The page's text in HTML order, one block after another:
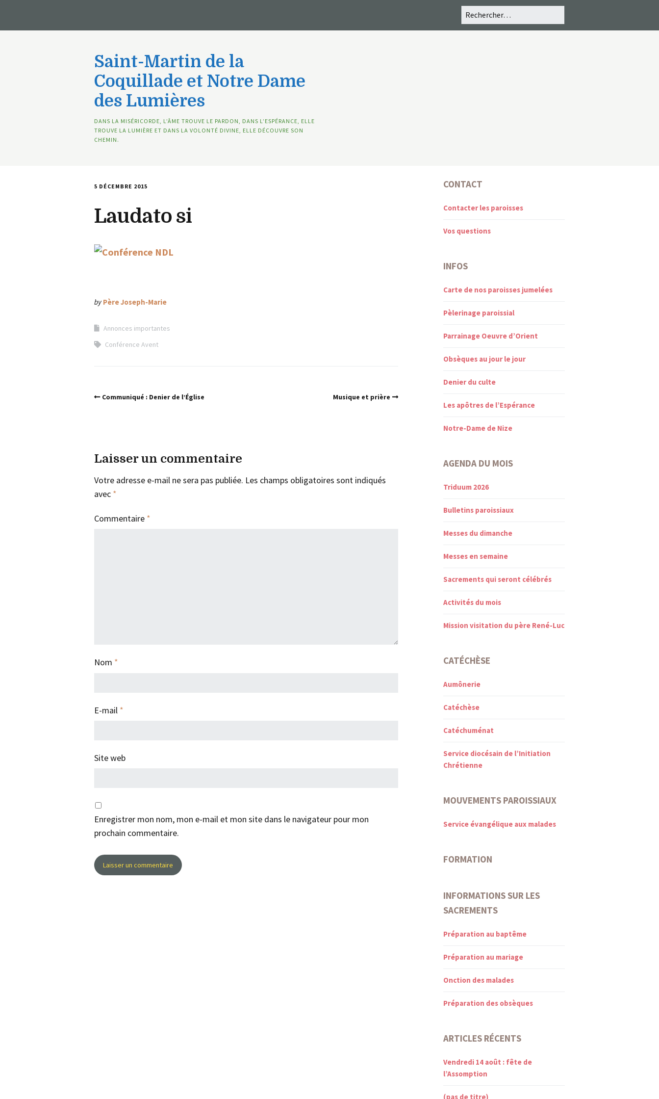
Saint-Martin de la
Coquillade et Notre Dame
des Lumières
DANS LA MISÉRICORDE, L’ÂME TROUVE LE PARDON, DANS L’ESPÉRANCE, ELLE
TROUVE LA LUMIÈRE ET DANS LA VOLONTÉ DIVINE, ELLE DÉCOUVRE SON
CHEMIN.
5 DÉCEMBRE 2015
Laudato si
by Père Joseph-Marie
Annonces importantes
Conférence Avent
Communiqué : Denier de l’Église Musique et prière
Laisser un commentaire
Votre adresse e-mail ne sera pas publiée. Les champs obligatoires sont indiqués
avec *
Commentaire *
Nom *
E-mail *
Site web
Enregistrer mon nom, mon e-mail et mon site dans le navigateur pour mon
prochain commentaire.
CONTACT
Contacter les paroisses
Vos questions
INFOS
Carte de nos paroisses jumelées
Pèlerinage paroissial
Parrainage Oeuvre d’Orient
Obsèques au jour le jour
Denier du culte
Les apôtres de l’Espérance
Notre-Dame de Nize
AGENDA DU MOIS
Triduum 2026
Bulletins paroissiaux
Messes du dimanche
Messes en semaine
Sacrements qui seront célébrés
Activités du mois
Mission visitation du père René-Luc
CATÉCHÈSE
Aumônerie
Catéchèse
Catéchuménat
Service diocésain de l’Initiation
Chrétienne
MOUVEMENTS PAROISSIAUX
Service évangélique aux malades
FORMATION
INFORMATIONS SUR LES
SACREMENTS
Préparation au baptême
Préparation au mariage
Onction des malades
Préparation des obsèques
ARTICLES RÉCENTS
Vendredi 14 août : fête de
l’Assomption
(pas de titre)